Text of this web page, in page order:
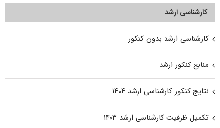
کارشناسی ارشد
کارشناسی ارشد بدون کنکور
منابع کنکور ارشد
نتایج کنکور کارشناسی ارشد ۱۴۰۴
تکمیل ظرفیت کارشناسی ارشد ۱۴۰۳